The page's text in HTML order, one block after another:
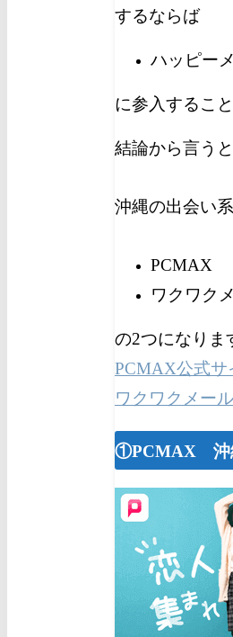
するならば
ハッピー
に参入するこ
結論から言うと
沖縄の出会い
PCMAX
ワクワク
の2つになりま
PCMAX公式サ
ワクワクメー
①PCMAX 沖